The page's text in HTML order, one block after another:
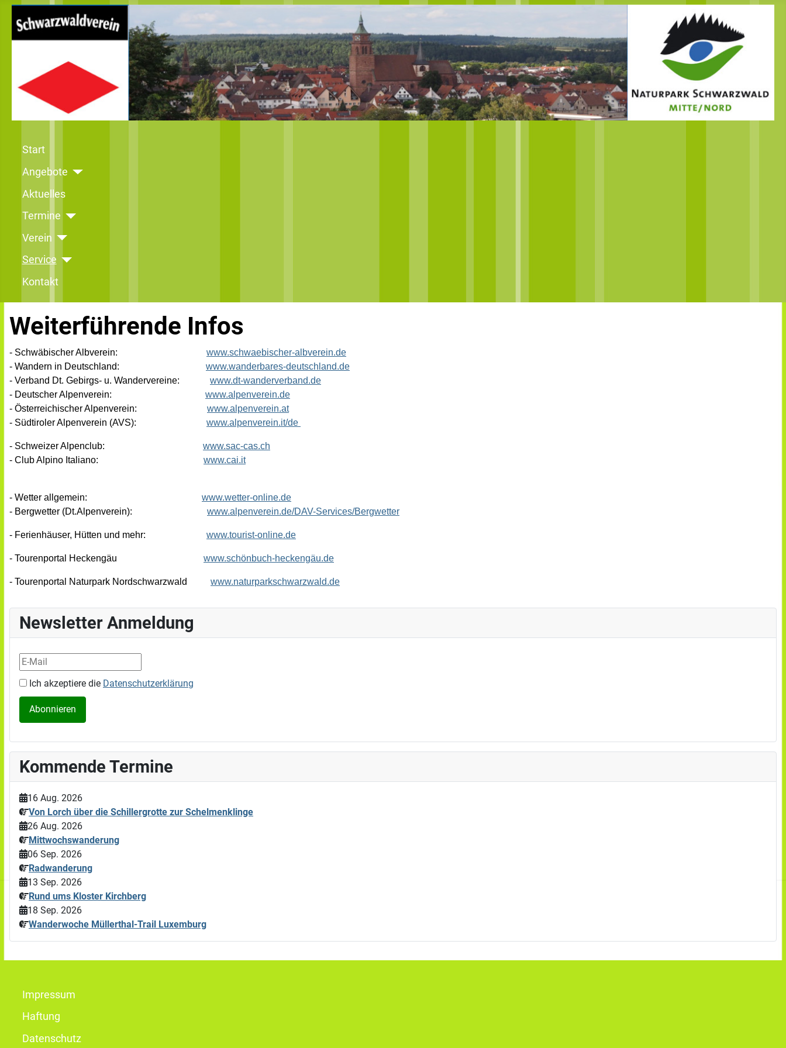
Start
Angebote
Aktuelles
Termine
Verein
Service
Kontakt
Weiterführende Infos
- Schwäbischer Albverein: www.schwaebischer-albverein.de
- Wandern in Deutschland: www.wanderbares-deutschland.de
- Verband Dt. Gebirgs- u. Wandervereine: www.dt-wanderverband.de
- Deutscher Alpenverein: www.alpenverein.de
- Österreichischer Alpenverein: www.alpenverein.at
- Südtiroler Alpenverein (AVS): www.alpenverein.it/de
- Schweizer Alpenclub: www.sac-cas.ch
- Club Alpino Italiano: www.cai.it
- Wetter allgemein: www.wetter-online.de
- Bergwetter (Dt.Alpenverein): www.alpenverein.de/DAV-Services/Bergwetter
- Ferienhäuser, Hütten und mehr: www.tourist-online.de
- Tourenportal Heckengäu www.schönbuch-heckengäu.de
- Tourenportal Naturpark Nordschwarzwald www.naturparkschwarzwald.de
Newsletter Anmeldung
Ich akzeptiere die Datenschutzerklärung
Kommende Termine
16 Aug. 2026
Von Lorch über die Schillergrotte zur Schelmenklinge
26 Aug. 2026
Mittwochswanderung
06 Sep. 2026
Radwanderung
13 Sep. 2026
Rund ums Kloster Kirchberg
18 Sep. 2026
Wanderwoche Müllerthal-Trail Luxemburg
Impressum
Haftung
Datenschutz